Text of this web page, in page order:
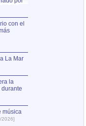
con el
La Mar
la
música
2026]